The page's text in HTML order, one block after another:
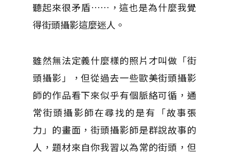
聽起來很矛盾……，這也是為什麼我覺
得街頭攝影這麼迷人。
雖然無法定義什麼樣的照片才叫做「街
頭攝影」，但從過去一些歐美街頭攝影
師的作品看下來似乎有個脈絡可循，通
常街頭攝影師在尋找的是有「故事張
力」的畫面，街頭攝影師是群說故事的
人，題材來自你我習以為常的街頭，但